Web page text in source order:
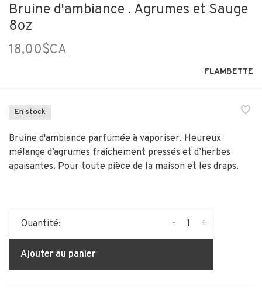
Bruine d'ambiance . Agrumes et Sauge
8oz
18,00$CA
FLAMBETTE
En stock
Bruine d'ambiance parfumée à vaporiser. Heureux
mélange d’agrumes fraîchement pressés et d’herbes
apaisantes. Pour toute pièce de la maison et les draps.
Quantité: +
-
Ajouter au panier